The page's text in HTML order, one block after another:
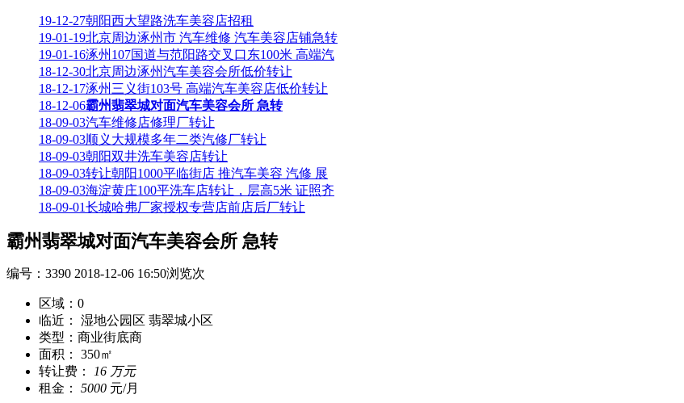
19-12-27朝阳西大望路洗车美容店招租
19-01-19北京周边涿州市 汽车维修 汽车美容店铺急转
19-01-16涿州107国道与范阳路交叉口东100米 高端汽
18-12-30北京周边涿州汽车美容会所低价转让
18-12-17涿州三义街103号 高端汽车美容店低价转让
18-12-06霸州翡翠城对面汽车美容会所 急转
18-09-03汽车维修店修理厂转让
18-09-03顺义大规模多年二类汽修厂转让
18-09-03朝阳双井洗车美容店转让
18-09-03转让朝阳1000平临街店 推汽车美容 汽修 展
18-09-03海淀黄庄100平洗车店转让，层高5米 证照齐
18-09-01长城哈弗厂家授权专营店前店后厂转让
霸州翡翠城对面汽车美容会所 急转
编号： 3390 2018-12-06 16:50浏览次
区域：0
临近： 湿地公园区 翡翠城小区
类型：商业街底商
面积： 350㎡
转让费：
16 万元
租金：
5000 元/月